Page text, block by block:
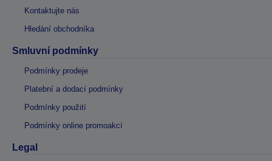
Kontaktujte nás
Hledání obchodníka
Smluvní podmínky
Podmínky prodeje
Platební a dodací podmínky
Podmínky použití
Podmínky online promoakcí
Legal